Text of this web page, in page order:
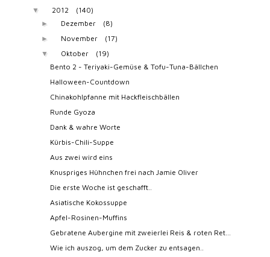
▼ 2012 (140)
► Dezember (8)
► November (17)
▼ Oktober
(19)
Bento 2 - Teriyaki-Gemüse & Tofu-Tuna-Bällchen
Halloween-Countdown
Chinakohlpfanne mit Hackfleischbällen
Runde Gyoza
Dank & wahre Worte
Kürbis-Chili-Suppe
Aus zwei wird eins
Knuspriges Hühnchen frei nach Jamie Oliver
Die erste Woche ist geschafft..
Asiatische Kokossuppe
Apfel-Rosinen-Muffins
Gebratene Aubergine mit zweierlei Reis & roten Ret...
Wie ich auszog, um dem Zucker zu entsagen..